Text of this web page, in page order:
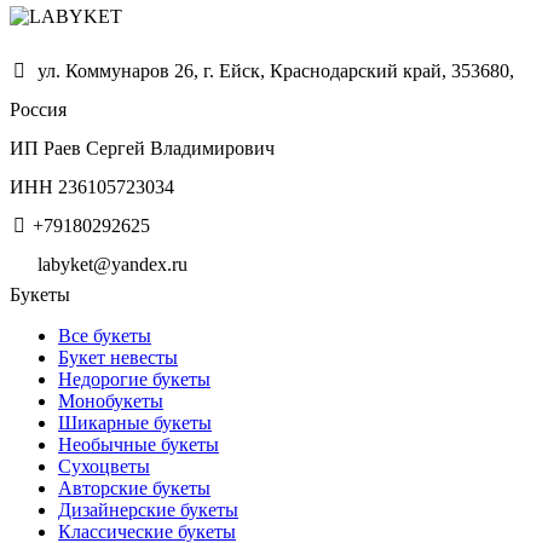
ул. Коммунаров 26, г. Ейск, Краснодарский край, 353680,
Россия
ИП Раев Сергей Владимирович
ИНН 236105723034
+79180292625
labyket@yandex.ru
Букеты
Все букеты
Букет невесты
Недорогие букеты
Монобукеты
Шикарные букеты
Необычные букеты
Сухоцветы
Авторские букеты
Дизайнерские букеты
Классические букеты